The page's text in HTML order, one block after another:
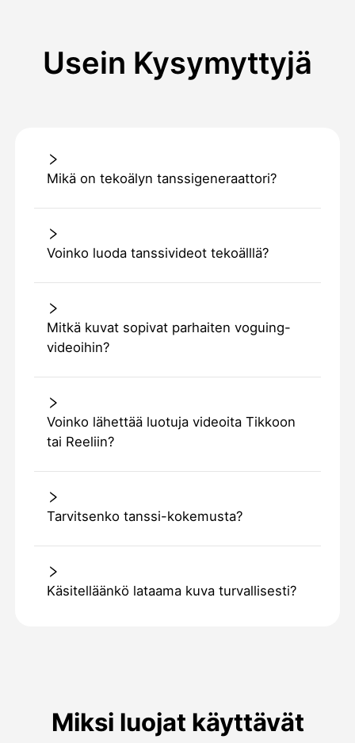
Usein Kysymyttyjä
Mikä on tekoälyn tanssigeneraattori?
Voinko luoda tanssivideot tekoälllä?
Mitkä kuvat sopivat parhaiten voguing-
videoihin?
Voinko lähettää luotuja videoita Tikkoon
tai Reeliin?
Tarvitsenko tanssi-kokemusta?
Käsitelläänkö lataama kuva turvallisesti?
Miksi luojat käyttävät